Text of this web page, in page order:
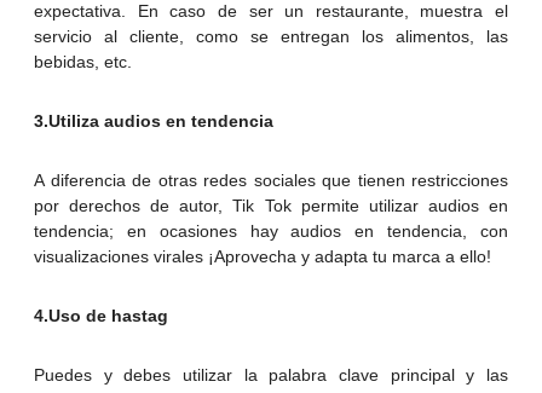
expectativa. En caso de ser un restaurante, muestra el
servicio al cliente, como se entregan los alimentos, las
bebidas, etc.
3.Utiliza audios en tendencia
A diferencia de otras redes sociales que tienen restricciones
por derechos de autor, Tik Tok permite utilizar audios en
tendencia; en ocasiones hay audios en tendencia, con
visualizaciones virales ¡Aprovecha y adapta tu marca a ello!
4.Uso de hastag
Puedes y debes utilizar la palabra clave principal y las